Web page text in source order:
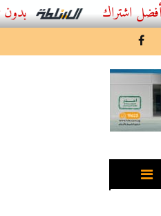
أفضل اشتراك IPTV بدون تقطيع 2026 – دليل المشاهد العصري